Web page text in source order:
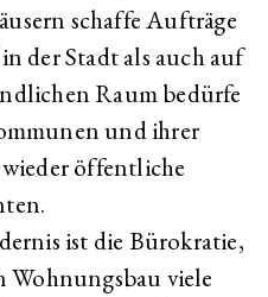
schaffe Aufträge
der Stadt als auch auf
Raum bedürfe
und ihrer
öffentliche
ist die Bürokratie,
Wohnungsbau viele